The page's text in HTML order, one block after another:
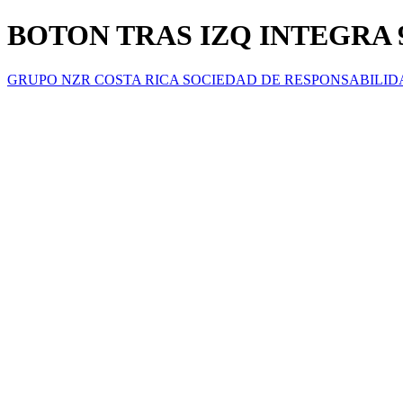
BOTON TRAS IZQ INTEGRA
GRUPO NZR COSTA RICA SOCIEDAD DE